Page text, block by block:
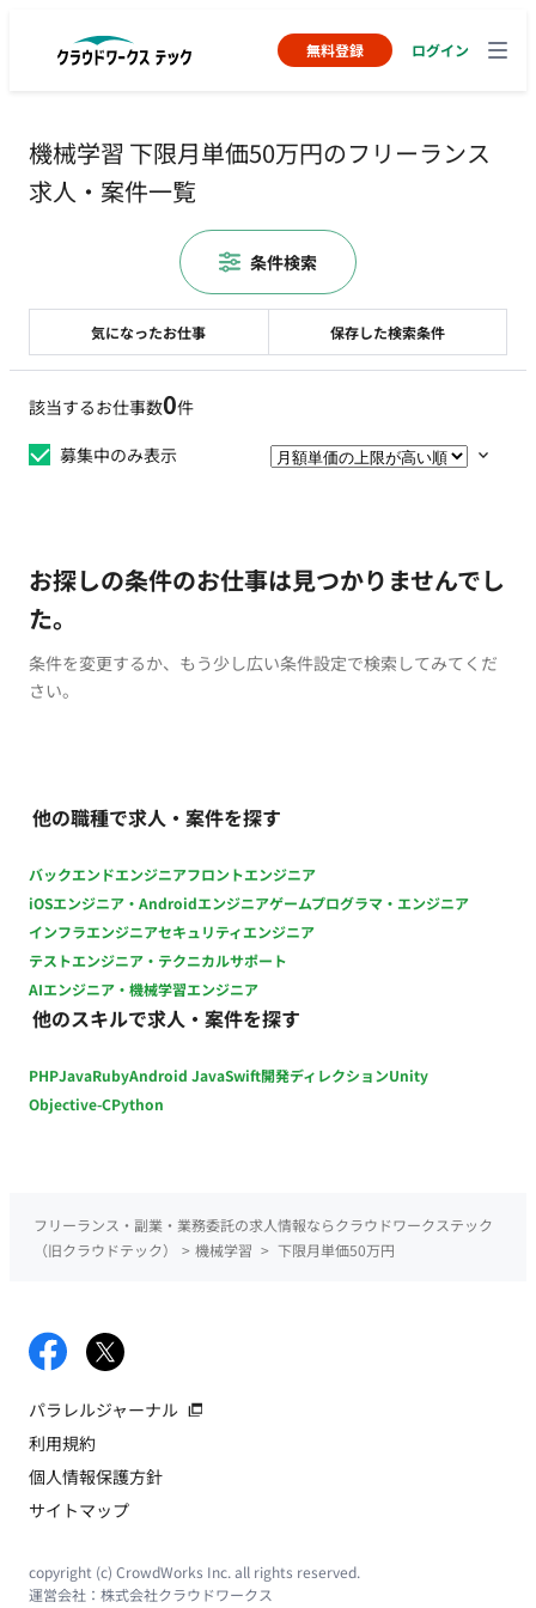
無料登録 ログイン
機械学習 下限月単価50万円のフリーランス
求人・案件一覧
該当するお仕事数0件
募集中のみ表示
お探しの条件のお仕事は見つかりませんでし
た。
条件を変更するか、もう少し広い条件設定で検索してみてくだ
さい。
他の職種で求人・案件を探す
バックエンドエンジニアフロントエンジニア
iOSエンジニア・Androidエンジニアゲームプログラマ・エンジニア
インフラエンジニアセキュリティエンジニア
テストエンジニア・テクニカルサポート
AIエンジニア・機械学習エンジニア
他のスキルで求人・案件を探す
PHPJavaRubyAndroid JavaSwift開発ディレクションUnity
Objective-CPython
気になったお仕事 保存した検索条件
条件検索
フリーランス・副業・業務委託の求人情報ならクラウドワークステック
（旧クラウドテック）
> 機械学習 > 下限月単価50万円
パラレルジャーナル
利用規約
個人情報保護方針
サイトマップ
copyright (c) CrowdWorks Inc. all rights reserved.
運営会社： 株式会社クラウドワークス